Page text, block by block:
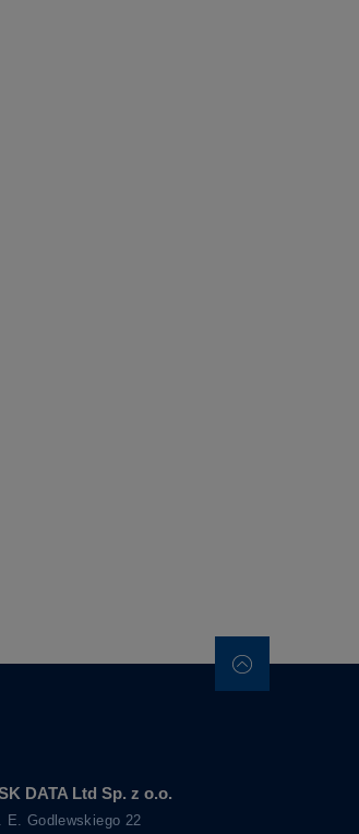
DATA Ltd Sp. z o.o.
E. Godlewskiego 22